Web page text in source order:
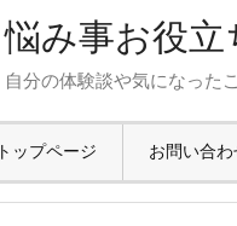
悩み事お役
自分の体験談や気になった
トップページ お問い合わ